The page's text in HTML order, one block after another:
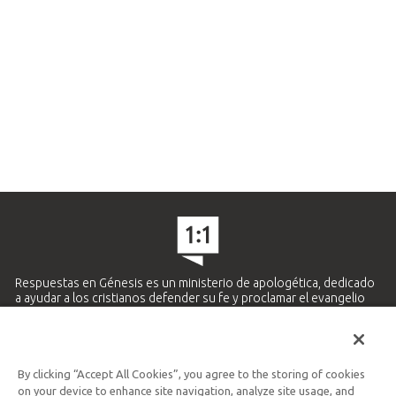
Respuestas en Génesis es un ministerio de apologética, dedicado
a ayudar a los cristianos defender su fe y proclamar el evangelio
Ministerio Hispano y Latinoamericano
By clicking “Accept All Cookies”, you agree to the storing of cookies
on your device to enhance site navigation, analyze site usage, and